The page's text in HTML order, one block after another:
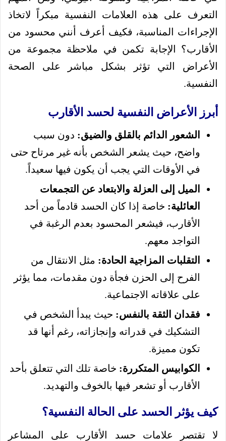
التعرف على هذه العلامات النفسية مبكراً لاتخاذ
الإجراءات المناسبة، فكيف أعرف أنني محسود من
الأقارب؟ الإجابة تكمن في ملاحظة مجموعة من
الأعراض التي تؤثر بشكل مباشر على الصحة
النفسية.
أبرز الأعراض النفسية لحسد الأقارب
الشعور الدائم بالقلق والضيق: دون سبب
واضح، حيث يشعر الشخص بأنه غير مرتاح حتى
في الأوقات التي يجب أن يكون فيها سعيداً.
الميل إلى العزلة والابتعاد عن التجمعات
العائلية: خاصة إذا كان الحسد قادماً من أحد
الأقارب، فيشعر المحسود بعدم الرغبة في
التواجد معهم.
التقلبات المزاجية الحادة: مثل الانتقال من
الفرح إلى الحزن فجأة دون مقدمات، مما يؤثر
على علاقاته الاجتماعية.
فقدان الثقة بالنفس: حيث يبدأ الشخص في
التشكيك في قدراته وإنجازاته، رغم أنها قد
تكون مميزة.
الكوابيس المتكررة: خاصة تلك التي تتعلق بأحد
الأقارب أو تشعر فيها بالخوف والتهديد.
كيف يؤثر الحسد على الحالة النفسية؟
لا تقتصر علامات حسد الأقارب على المشاعر